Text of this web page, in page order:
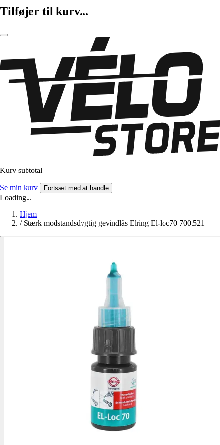
Tilføjer til kurv...
Kurv subtotal
Se min kurv Fortsæt med at handle
Loading...
Hjem
/ Stærk modstandsdygtig gevindlås Elring El-loc70 700.521